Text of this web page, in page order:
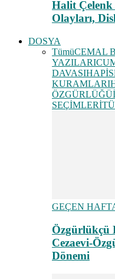
Halit
Olayları,
DOSYA
TümüCEMAL
YAZILARI
DAVASI
KURAMLARI
ÖZGÜRLÜĞÜ
SEÇİMLERİ
GEÇEN
Özgürlükçü
Cezaevi-
Dönemi